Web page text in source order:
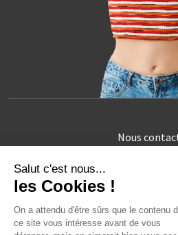
Nous
Gestion des données